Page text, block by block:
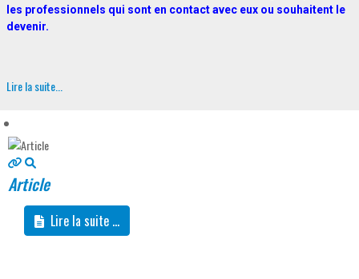
les professionnels qui sont en contact avec eux ou souhaitent le
devenir.
Lire la suite...
Article
Lire la suite ...